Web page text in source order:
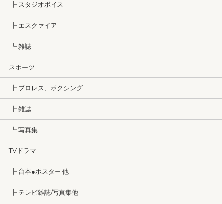
┣ スタジオボイス
┣ エスクァイア
┗ 雑誌
スポーツ
┣ プロレス、ボクシング
┣ 雑誌
┗ 写真集
TVドラマ
┣ 台本●ポスター 他
┣ テレビ雑誌/写真集他